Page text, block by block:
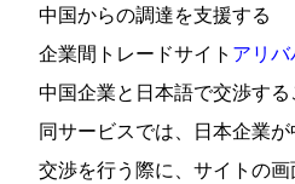
中国からの調達を支援する
企業間トレードサイト アリ
中国企業と日本語で交渉する
同サービスでは、日本企業が
交渉を行う際に、サイトの画